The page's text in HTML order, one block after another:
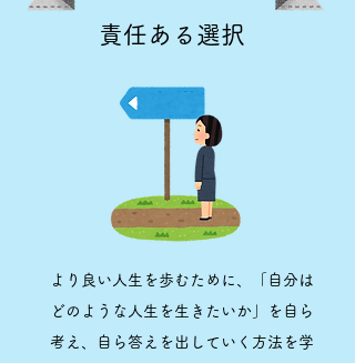
責任ある選択
より良い人生を歩むために、「自分は
どのような人生を生きたいか」を自ら
考え、自ら答えを出していく方法を学